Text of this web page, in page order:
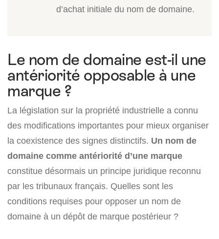
d’achat initiale du nom de domaine.
Le nom de domaine est-il une
antériorité opposable à une
marque ?
La législation sur la propriété industrielle a connu
des modifications importantes pour mieux organiser
la coexistence des signes distinctifs. Un nom de
domaine comme antériorité d’une marque
constitue désormais un principe juridique reconnu
par les tribunaux français. Quelles sont les
conditions requises pour opposer un nom de
domaine à un dépôt de marque postérieur ?